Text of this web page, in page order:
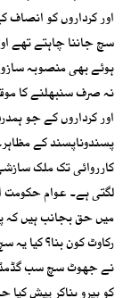
اور کرداروں کو
سچ جاننا چاہتے تھے
نہ صرف سنبھلنے کا
اور کرداروں کے جو
پسندوناپسند کے
کارروائی تک ملک
لگتی ہے۔ عوام
رکاوٹ کون بنا؟ کیا یہ
نے جھوٹ سچ سب گڈمڈ